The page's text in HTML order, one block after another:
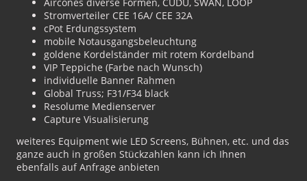
Stromverteiler CEE 16A/ CEE 32A
cPot Erdungssystem
mobile Notausgangsbeleuchtung
goldene Kordelständer mit rotem Kordelband
VIP Teppiche (Farbe nach Wunsch)
individuelle Banner Rahmen
Global Truss; F31/F34 black
Resolume Medienserver
Capture Visualisierung
weiteres Equipment wie LED Screens, Bühnen, etc. und das
ganze auch in großen Stückzahlen kann ich Ihnen
ebenfalls auf Anfrage anbieten